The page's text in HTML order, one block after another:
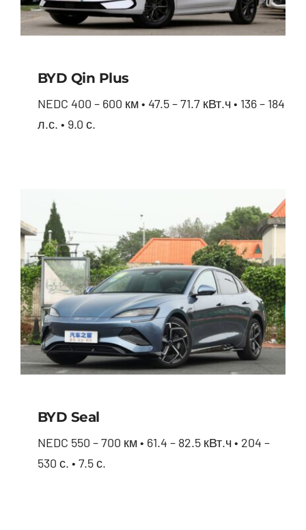
BYD Qin Plus
NEDC 400 – 600 км • 47.5 – 71.7 кВт.ч • 136 – 184
л.с. • 9.0 с.
BYD Seal
NEDC 550 – 700 км • 61.4 – 82.5 кВт.ч • 204 –
530 с. • 7.5 с.